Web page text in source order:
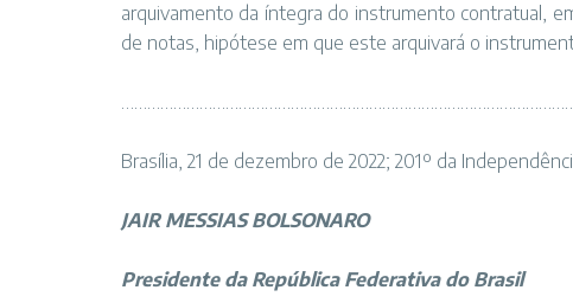
arquivamento da íntegra do instrumento contratual,
de notas, hipótese em que este arquivará o
Brasília, 21 de dezembro de 2022; 201º da
JAIR MESSIAS BOLSONARO
Presidente da República Federativa do Brasil